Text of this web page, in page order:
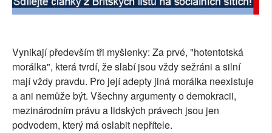
Vynikají především tři myšlenky: Za prvé, "hotentotská
morálka", která tvrdí, že slabí jsou vždy sežráni a silní
mají vždy pravdu. Pro její adepty jiná morálka neexistuje
a ani nemůže být. Všechny argumenty o demokracii,
mezinárodním právu a lidských právech jsou jen
podvodem, který má oslabit nepřítele.